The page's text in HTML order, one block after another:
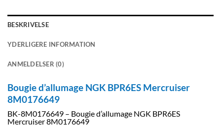
BESKRIVELSE
YDERLIGERE INFORMATION
ANMELDELSER (0)
Bougie d’allumage NGK BPR6ES Mercruiser
8M0176649
BK-8M0176649 – Bougie d’allumage NGK BPR6ES
Mercruiser 8M0176649